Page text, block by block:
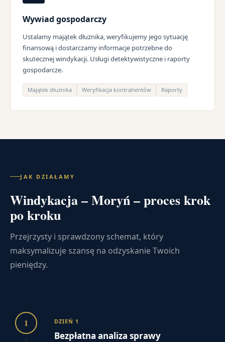
Wywiad gospodarczy
Ustalamy majątek dłużnika, weryfikujemy jego sytuację
finansową i dostarczamy informacje potrzebne do
skutecznej windykacji. Usługi detektywistyczne i raporty
gospodarcze.
Majątek dłużnika Weryfikacja kontrahentów Raporty
JAK DZIAŁAMY
Windykacja – Moryń – proces krok
po kroku
Przejrzysty i sprawdzony schemat, który
maksymalizuje szansę na odzyskanie Twoich
pieniędzy.
1 DZIEŃ 1
Bezpłatna analiza sprawy